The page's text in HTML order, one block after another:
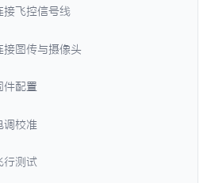
飞控信号线
图传与摄像头
件配置
调校准
行测试